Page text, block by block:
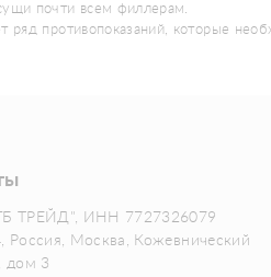
почти всем филлерам.
противопоказаний, которые
ТРЕЙД", ИНН 7727326079
Россия, Москва, Кожевнический
дом 3